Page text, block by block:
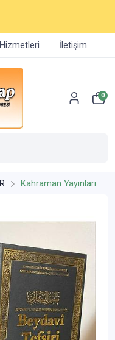
İletişim
0
Kahraman Yayınları